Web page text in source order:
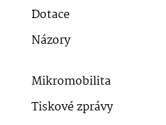
Dotace
Názory
Mikromobilita
Tiskové zprávy